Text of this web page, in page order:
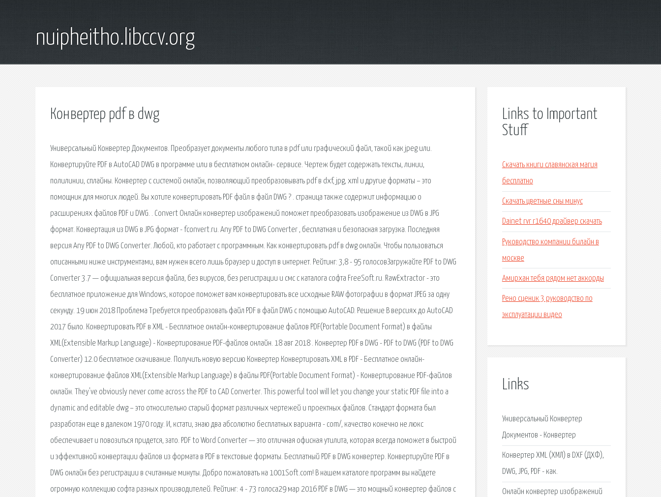
nuipheitho.libccv.org
Конвертер pdf в dwg
Универсальный Конвертер Документов. Преобразует документы любого типа в pdf или графический файл, такой как jpeg или.
Конвертируйте PDF в AutoCAD DWG в программе или в бесплатном онлайн- сервисе. Чертеж будет содержать тексты, линии,
полилинии, сплайны. Конвертер с системой онлайн, позволяющий преобразовывать pdf в dxf, jpg, xml и другие форматы – это
помощник для многих людей. Вы хотите конвертировать PDF файл в файл DWG ? . страница также содержит информацию о
расширениях файлов PDF и DWG. . Convert Онлайн конвертер изображений поможет преобразовать изображение из DWG в JPG
формат. Конвертация из DWG в JPG формат - fconvert.ru. Any PDF to DWG Converter , бесплатная и безопасная загрузка. Последняя
версия Any PDF to DWG Converter. Любой, кто работает с программным. Как конвертировать pdf в dwg онлайн. Чтобы пользоваться
описанными ниже инструментами, вам нужен всего лишь браузер и доступ в интернет. Рейтинг: 3,8 - 95 голосовЗагружайте PDF to DWG
Converter 3.7 — официальная версия файла, без вирусов, без регистрации и смс с каталога софта FreeSoft.ru. RawExtractor - это
бесплатное приложение для Windows, которое поможет вам конвертировать все исходные RAW фотографии в формат JPEG за одну
секунду. 19 июн 2018 Проблема Требуется преобразовать файл PDF в файл DWG с помощью AutoCAD. Решение В версиях до AutoCAD
2017 было. Конвертировать PDF в XML - Бесплатное онлайн-конвертирование файлов PDF(Portable Document Format) в файлы
XML(Extensible Markup Language) - Конвертирование PDF-файлов онлайн. 18 авг 2018 . Конвертер PDF в DWG - PDF to DWG (PDF to DWG
Converter) 12.0 бесплатное скачивание. Получить новую версию Конвертер Конвертировать XML в PDF - Бесплатное онлайн-
конвертирование файлов XML(Extensible Markup Language) в файлы PDF(Portable Document Format) - Конвертирование PDF-файлов
онлайн. They've obviously never come across the PDF to CAD Converter. This powerful tool will let you change your static PDF file into a
dynamic and editable dwg – это относительно старый формат различных чертежей и проектных файлов. Стандарт формата был
разработан еще в далеком 1970 году. И, кстати, знаю два абсолютно бесплатных варианта - com/, качество конечно не люкс
обеспечивает и повозиться придется, зато. PDF to Word Converter — это отличная офисная утилита, которая всегда поможет в быстрой
и эффективной конвертации файлов из формата в PDF в текстовые форматы. Бесплатный PDF в DWG конвертер. Конвертируйте PDF в
DWG онлайн без регистрации в считанные минуты. Добро пожаловать на 1001Soft.com! В нашем каталоге программ вы найдете
огромную коллекцию софта разных производителей. Рейтинг: 4 - 73 голоса29 мар 2016 PDF в DWG — это мощный конвертер файлов с
Links to Important
Stuff
Скачать книги славянская магия
бесплатно
Скачать цветные сны минус
Dainet rvr r1640 драйвер скачать
Руководство компании билайн в
москве
Амирхан тебя рядом нет аккорды
Рено сценик 3 руководство по
эксплуатации видео
Links
Универсальный Конвертер
Документов - Конвертер
Конвертер XML (ХМЛ) в DXF (ДХФ),
DWG, JPG, PDF - как.
Онлайн конвертер изображений